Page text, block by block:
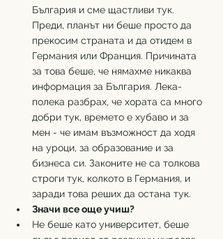
България и сме щастливи тук.
Преди, планът ни беше просто да
прекосим страната и да отидем в
Германия или Франция. Причината
за това беше, че нямахме никаква
информация за България. Лека-
полека разбрах, че хората са много
добри тук, времето е хубаво и за
мен - че имам възможност да ходя
на уроци, за образование и за
бизнеса си. Законите не са толкова
строги тук, колкото в Германия, и
заради това реших да остана тук.
Значи все още учиш?
Не беше като университет, беше